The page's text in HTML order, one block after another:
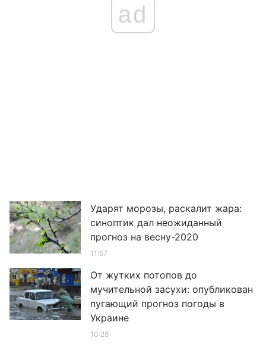
ad
Ударят морозы, раскалит жара:
синоптик дал неожиданный
прогноз на весну-2020
11:57
От жутких потопов до
мучительной засухи: опубликован
пугающий прогноз погоды в
Украине
10:28